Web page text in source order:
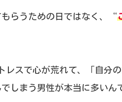
らうための日ではなく、“
レスで心が荒れて、「自分
しまう男性が本当に多いん